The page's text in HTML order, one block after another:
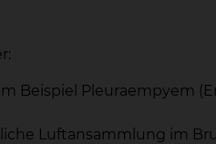
Beispiel Pleuraempyem
Luftansammlung im